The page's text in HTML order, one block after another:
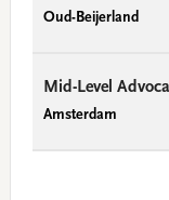
Oud-Beijerland
Mid-Level
Amsterdam